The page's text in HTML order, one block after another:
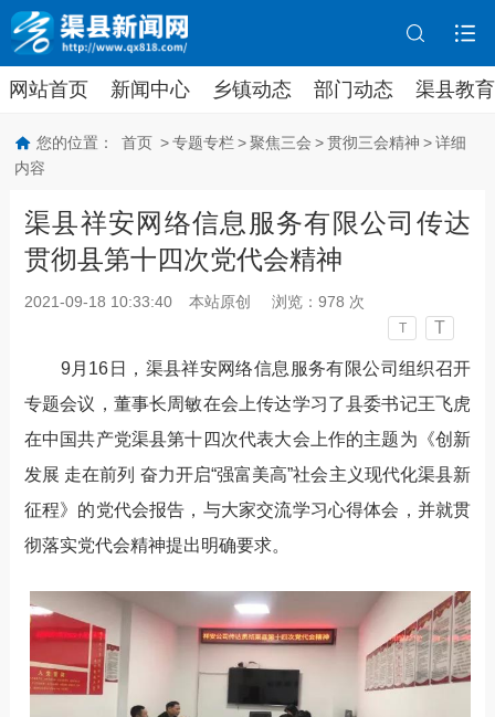
网站首页 新闻中心 乡镇动态 部门动态 渠县教育
您的位置： 首页 > 专题专栏 > 聚焦三会 > 贯彻三会精神 > 详细
内容
渠县祥安网络信息服务有限公司传达
贯彻县第十四次党代会精神
2021-09-18 10:33:40 本站原创 浏览： 978 次
T T
9月16日，渠县祥安网络信息服务有限公司组织召开
专题会议，董事长周敏在会上传达学习了县委书记王飞虎
在中国共产党渠县第十四次代表大会上作的主题为《创新
发展 走在前列 奋力开启“强富美高”社会主义现代化渠县新
征程》的党代会报告，与大家交流学习心得体会，并就贯
彻落实党代会精神提出明确要求。